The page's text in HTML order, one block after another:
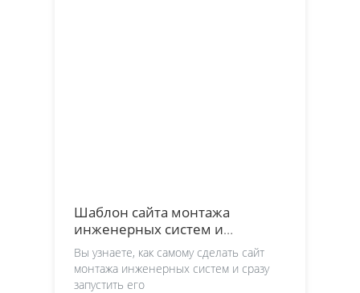
Шаблон сайта монтажа
инженерных систем и
водосточных систем
Вы узнаете, как самому сделать сайт
монтажа инженерных систем и сразу
запустить его